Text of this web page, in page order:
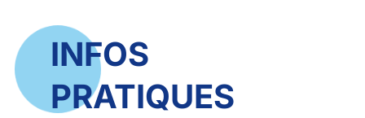
INFOS
PRATIQUES